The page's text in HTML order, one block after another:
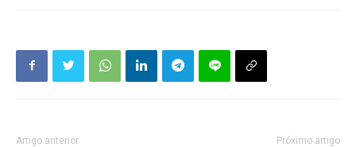
Artigo anterior Próximo artigo